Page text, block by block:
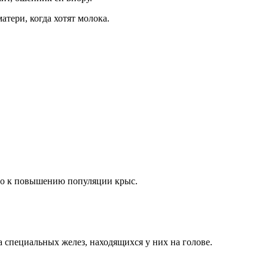
когда хотят молока.
к повышению популяции крыс.
желез, находящихся у них на голове.